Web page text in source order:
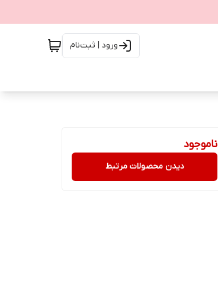
ورود | ثبت‌نام
ناموجود
دیدن محصولات مرتبط